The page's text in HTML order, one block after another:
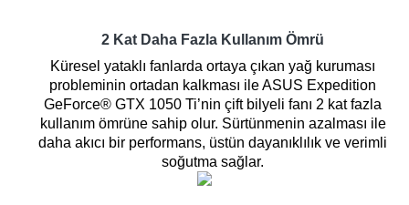
2 Kat Daha Fazla Kullanım Ömrü
Küresel yataklı fanlarda ortaya çıkan yağ kuruması
probleminin ortadan kalkması ile ASUS Expedition
GeForce® GTX 1050 Ti’nin çift bilyeli fanı 2 kat fazla
kullanım ömrüne sahip olur. Sürtünmenin azalması ile
daha akıcı bir performans, üstün dayanıklılık ve verimli
soğutma sağlar.